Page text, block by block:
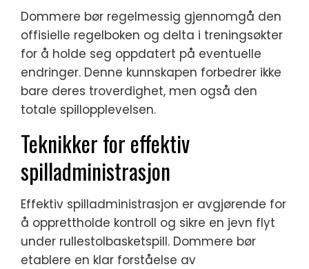
Dommere bør regelmessig gjennomgå den
offisielle regelboken og delta i treningsøkter
for å holde seg oppdatert på eventuelle
endringer. Denne kunnskapen forbedrer ikke
bare deres troverdighet, men også den
totale spillopplevelsen.
Teknikker for effektiv
spilladministrasjon
Effektiv spilladministrasjon er avgjørende for
å opprettholde kontroll og sikre en jevn flyt
under rullestolbasketspill. Dommere bør
etablere en klar forståelse av